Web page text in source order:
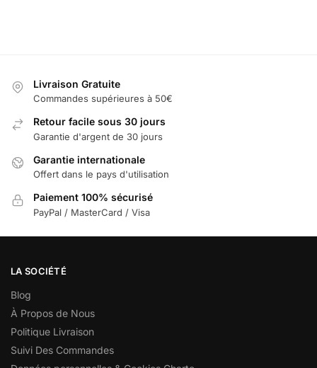
Livraison Gratuite
Commandes supérieures à 50€
Retour facile sous 30 jours
Garantie d'argent de 30 jours
Garantie internationale
Offert dans le pays d'utilisation
Paiement 100% sécurisé
PayPal / MasterCard / Visa
LA SOCIÉTÉ
Blog
À Propos de Nous
Politique Livraison
Suivi Des Commandes